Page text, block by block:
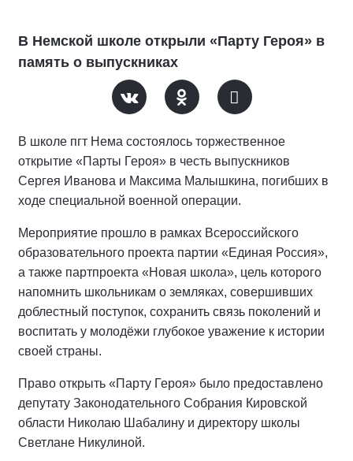
В Немской школе открыли «Парту Героя» в
память о выпускниках
В школе пгт Нема состоялось торжественное
открытие «Парты Героя» в честь выпускников
Сергея Иванова и Максима Малышкина, погибших в
ходе специальной военной операции.
Мероприятие прошло в рамках Всероссийского
образовательного проекта партии «Единая Россия»,
а также партпроекта «Новая школа», цель которого
напомнить школьникам о земляках, совершивших
доблестный поступок, сохранить связь поколений и
воспитать у молодёжи глубокое уважение к истории
своей страны.
Право открыть «Парту Героя» было предоставлено
депутату Законодательного Собрания Кировской
области Николаю Шабалину и директору школы
Светлане Никулиной.